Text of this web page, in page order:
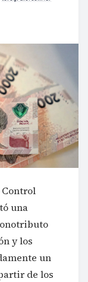
Control
una
y los
un
de los